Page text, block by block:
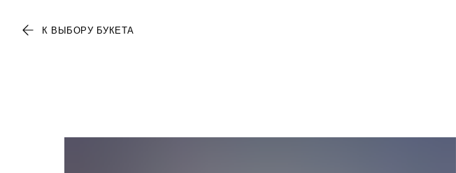
К ВЫБОРУ БУКЕТА